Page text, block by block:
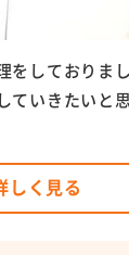
をしておりま
ていきたいと
しく見る